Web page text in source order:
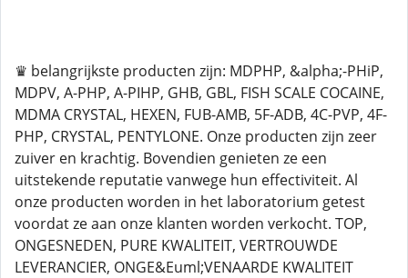
♛ belangrijkste producten zijn: MDPHP, &alpha;-PHiP,
MDPV, A-PHP, A-PIHP, GHB, GBL, FISH SCALE COCAINE,
MDMA CRYSTAL, HEXEN, FUB-AMB, 5F-ADB, 4C-PVP, 4F-
PHP, CRYSTAL, PENTYLONE. Onze producten zijn zeer
zuiver en krachtig. Bovendien genieten ze een
uitstekende reputatie vanwege hun effectiviteit. Al
onze producten worden in het laboratorium getest
voordat ze aan onze klanten worden verkocht. TOP,
ONGESNEDEN, PURE KWALITEIT, VERTROUWDE
LEVERANCIER, ONGE&Euml;VENAARDE KWALITEIT